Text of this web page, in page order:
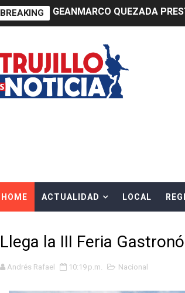
BREAKING 14 COLEGIOS DE TRUJILLO Y
JAMES PÉREZ ASEGURA
MÁS DE 12 MIL USUARIOS
OSIPTEL: Ahora dar de
¿Viajas por fiestas patrias?
HIDRANDINA: POR FIESTAS
La Universidad de Piura
OSIPTEL: empresas
Yape habilita envío de
HOME ACTUALIDAD LOCAL
Llega la III Feria
Andrés Rafael 10:19 p.m. Nacional